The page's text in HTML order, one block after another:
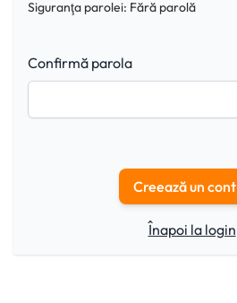
Siguranţa parolei: Fără parolă
Confirmă parola
Creează un cont
Înapoi la login